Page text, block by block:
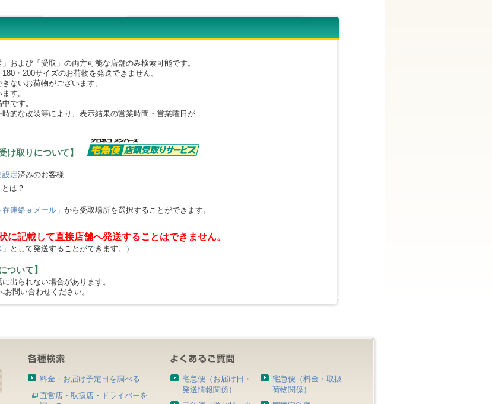
および「受取」の両方可能な店舗のみ検索可能です。
・200サイズのお荷物を発送できません。
いお荷物がございます。
す。
です。
的な改装等により、表示結果の営業時間・営業曜日が
け取りについて】
設定済みのお客様
とは？
在連絡ｅメール」 から受取場所を選択することができます。
記載して直接店舗へ発送することはできません。
として発送することができます。）
ついて】
出られない場合があります。
お問い合わせください。
料金・お届け予定日を調べる
直営店・取扱店・ドライバーを
宅急便（お届け日・
発送情報関係）
宅急便（料金・取扱
荷物関係）